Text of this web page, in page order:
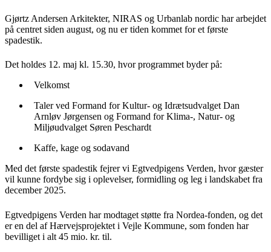
Gjørtz Andersen Arkitekter, NIRAS og Urbanlab nordic har arbejdet
på centret siden august, og nu er tiden kommet for et første
spadestik.
Det holdes 12. maj kl. 15.30, hvor programmet byder på:
Velkomst
Taler ved Formand for Kultur- og Idrætsudvalget Dan
Arnløv Jørgensen og Formand for Klima-, Natur- og
Miljøudvalget Søren Peschardt
Kaffe, kage og sodavand
Med det første spadestik fejrer vi Egtvedpigens Verden, hvor gæster
vil kunne fordybe sig i oplevelser, formidling og leg i landskabet fra
december 2025.
Egtvedpigens Verden har modtaget støtte fra Nordea-fonden, og det
er en del af Hærvejsprojektet i Vejle Kommune, som fonden har
bevilliget i alt 45 mio. kr. til.